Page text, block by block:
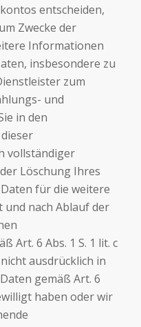
entscheiden,
Zwecke der
Informationen
insbesondere zu
zum
und
in den
vollständiger
Löschung Ihres
für die weitere
nach Ablauf der
Art. 6 Abs. 1 S. 1 lit. c
ausdrücklich in
gemäß Art. 6
haben oder wir